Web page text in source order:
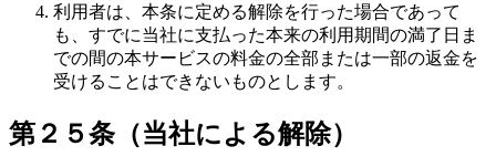
利用者は、本条に定める解除を行った場合であって
も、すでに当社に支払った本来の利用期間の満了日ま
での間の本サービスの料金の全部または一部の返金を
受けることはできないものとします。
第２５条（当社による解除）